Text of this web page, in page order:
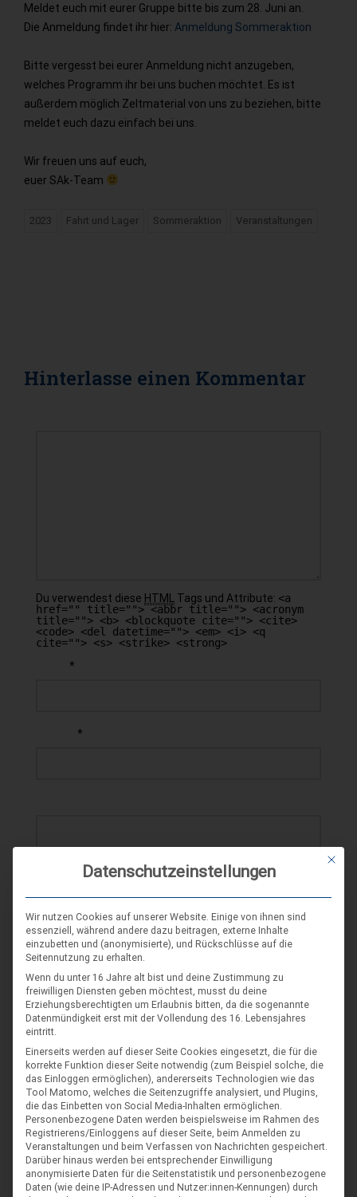
Meldet euch mit eurer Gruppe bitte bis zum 28. Juni an.
Die Anmeldung findet ihr hier: Anmeldung Sommeraktion
Bitte vergesst bei eurer Anmeldung nicht anzugeben,
welches Programm ihr bei uns buchen möchtet. Es ist
außerdem möglich Zeltmaterial von uns zu beziehen, bitte
meldet euch dazu einfach bei uns.
Wir freuen uns auf euch,
euer SAk-Team
2023 Fahrt und Lager Sommeraktion Veranstaltungen
Hinterlasse einen Kommentar
Du verwendest diese HTML Tags und Attribute: <a
href="" title=""> <abbr title=""> <acronym
title=""> <b> <blockquote cite=""> <cite>
<code> <del datetime=""> <em> <i> <q
cite=""> <s> <strike> <strong>
*
*
SCHLAGWORT-SUCHE
Mit
Datenschutzeinstellungen
Wir nutzen Cookies auf unserer Website. Einige von ihnen sind
essenziell, während andere dazu beitragen, externe Inhalte
einzubetten und (anonymisierte), und Rückschlüsse auf die
Seitennutzung zu erhalten.
Wenn du unter 16 Jahre alt bist und deine Zustimmung zu
freiwilligen Diensten geben möchtest, musst du deine
Erziehungsberechtigten um Erlaubnis bitten, da die sogenannte
Datenmündigkeit erst mit der Vollendung des 16. Lebensjahres
eintritt.
Einerseits werden auf dieser Seite Cookies eingesetzt, die für die
korrekte Funktion dieser Seite notwendig (zum Beispiel solche, die
das Einloggen ermöglichen), andererseits Technologien wie das
Tool Matomo, welches die Seitenzugriffe analysiert, und Plugins,
die das Einbetten von Social Media-Inhalten ermöglichen.
Personenbezogene Daten werden beispielsweise im Rahmen des
Registrierens/Einloggens auf dieser Seite, beim Anmelden zu
Veranstaltungen und beim Verfassen von Nachrichten gespeichert.
Darüber hinaus werden bei entsprechender Einwilligung
anonymisierte Daten für die Seitenstatistik und personenbezogene
Daten (wie deine IP-Adressen und Nutzer:innen-Kennungen) durch